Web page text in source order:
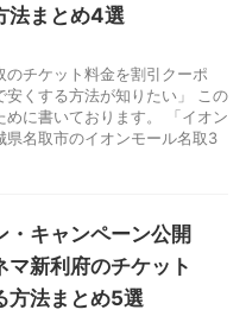
法まとめ4選
のチケット料金を割引クーポ
安くする方法が知りたい」 この
めに書いております。 「イオン
県名取市のイオンモール名取3
・キャンペーン公開
マ新利府のチケット
方法まとめ5選